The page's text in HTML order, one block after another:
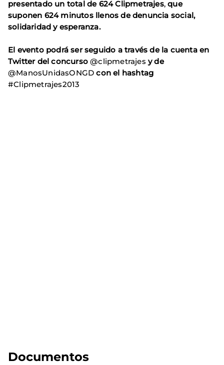
presentado un total de 624 Clipmetrajes,que
suponen 624 minutos llenos de denuncia social,
solidaridad y esperanza.
El evento podrá ser seguido a través de la cuenta en
Twitter del concurso @clipmetrajes y de
@ManosUnidasONGDcon el hashtag
#Clipmetrajes2013
Documentos